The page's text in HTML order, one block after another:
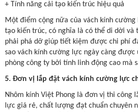
+ Tính năng cải tạo kiến trúc hiệu quả
Một điểm cộng nữa của vách kính cường
tạo kiến trúc, có nghĩa là có thể di dời và
phải phá dỡ giúp tiết kiệm được chi phí
sao vách kính cường lực ngày càng được
phòng công ty bởi tính linh động cao mà
5. Đơn vị lắp đặt vách kính cường lực
Nhôm kính Việt Phong là đơn vị thi công
lực giá rẻ, chất lượng đạt chuẩn chuyên